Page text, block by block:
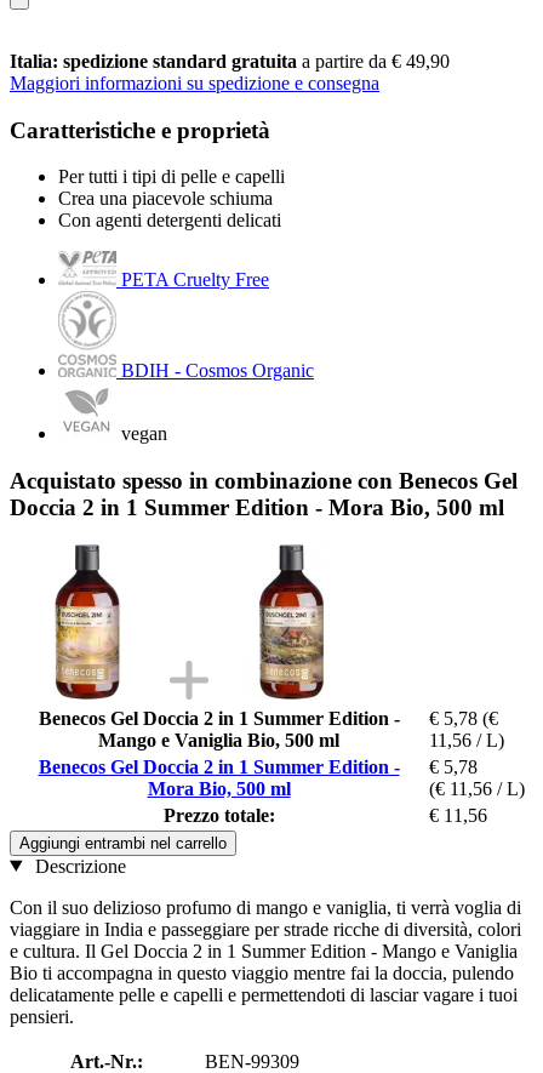
Italia: spedizione standard gratuita a partire da € 49,90
Maggiori informazioni su spedizione e consegna
Caratteristiche e proprietà
Per tutti i tipi di pelle e capelli
Crea una piacevole schiuma
Con agenti detergenti delicati
PETA Cruelty Free
BDIH - Cosmos Organic
vegan
Acquistato spesso in combinazione con Benecos Gel
Doccia 2 in 1 Summer Edition - Mora Bio, 500 ml
Benecos Gel Doccia 2 in 1 Summer Edition -
Mango e Vaniglia Bio, 500 ml
€ 5,78 (€
11,56 / L)
Benecos Gel Doccia 2 in 1 Summer Edition -
Mora Bio, 500 ml
€ 5,78
(€ 11,56 / L)
Prezzo totale:
€ 11,56
Aggiungi entrambi nel carrello
Descrizione
Con il suo delizioso profumo di mango e vaniglia, ti verrà voglia di
viaggiare in India e passeggiare per strade ricche di diversità, colori
e cultura. Il Gel Doccia 2 in 1 Summer Edition - Mango e Vaniglia
Bio ti accompagna in questo viaggio mentre fai la doccia, pulendo
delicatamente pelle e capelli e permettendoti di lasciar vagare i tuoi
pensieri.
Art.-Nr.:
BEN-99309